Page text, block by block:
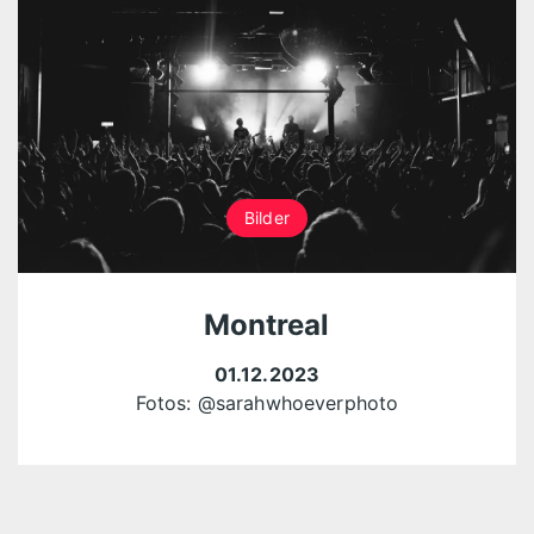
Bilder
Montreal
01.12.2023
Fotos: @sarahwhoeverphoto